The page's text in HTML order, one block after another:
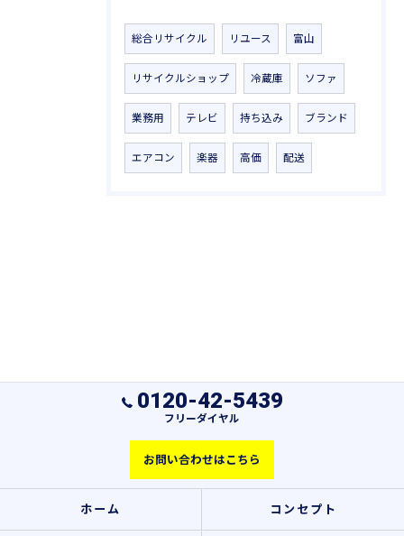
総合リサイクル リユース 富山
リサイクルショップ 冷蔵庫 ソファ
業務用 テレビ 持ち込み ブランド
エアコン 楽器 高価 配送
0120-42-5439
フリーダイヤル
お問い合わせはこちら
ホーム コンセプト